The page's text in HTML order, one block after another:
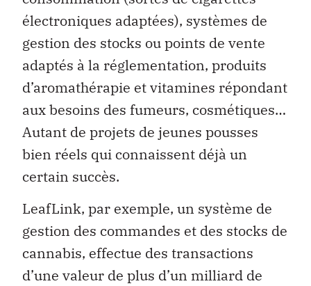
électroniques adaptées), systèmes de
gestion des stocks ou points de vente
adaptés à la réglementation, produits
d’aromathérapie et vitamines répondant
aux besoins des fumeurs, cosmétiques…
Autant de projets de jeunes pousses
bien réels qui connaissent déjà un
certain succès.
LeafLink, par exemple, un système de
gestion des commandes et des stocks de
cannabis, effectue des transactions
d’une valeur de plus d’un milliard de